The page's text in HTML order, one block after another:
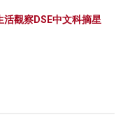
觀察DSE中文科摘星